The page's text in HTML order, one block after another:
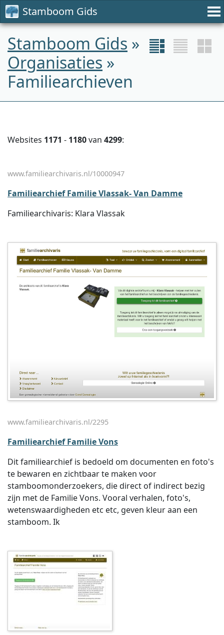
Stamboom Gids
Stamboom Gids »
Organisaties »
Familiearchieven
Websites 1171 - 1180van 4299:
www.familiearchivaris.nl/10000947
Familiearchief Familie Vlassak- Van Damme
Familiearchivaris: Klara Vlassak
www.familiearchivaris.nl/2295
Familiearchief Familie Vons
Dit familiearchief is bedoeld om documenten en foto's
te bewaren en zichtbaar te maken voor
stamboomonderzoekers, die direct of indirect bezig
zijn met de Familie Vons. Vooral verhalen, foto's,
wetenswaardigheden etc etc, geven kleur aan een
stamboom. Ik